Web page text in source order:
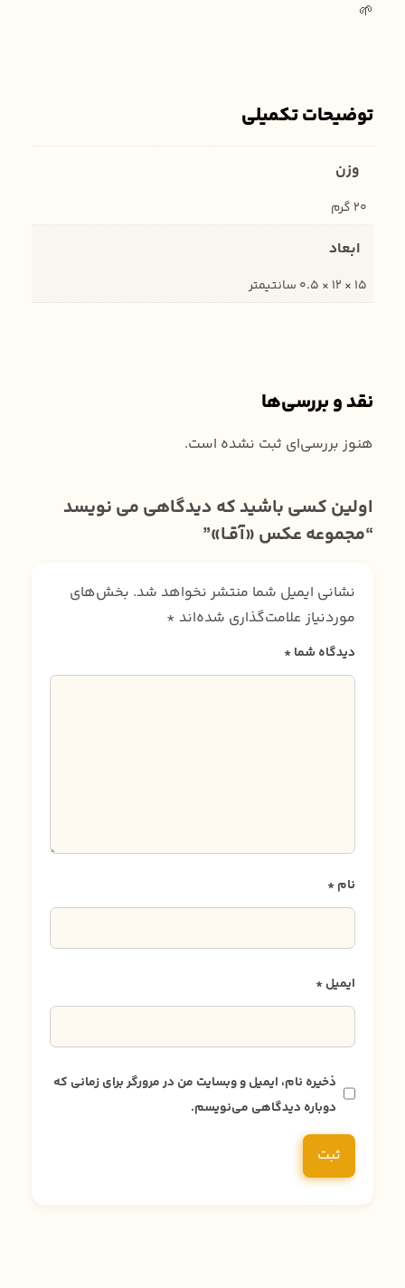
🌱
توضیحات تکمیلی
وزن
20 گرم
ابعاد
15 × 12 × 0.5 سانتیمتر
نقد و بررسی‌ها
هنوز بررسی‌ای ثبت نشده است.
اولین کسی باشید که دیدگاهی می نویسد
“مجموعه عکس «آقـا»”
نشانی ایمیل شما منتشر نخواهد شد. بخش‌های
موردنیاز علامت‌گذاری شده‌اند *
دیدگاه شما*
نام*
ایمیل*
ذخیره نام، ایمیل و وبسایت من در مرورگر برای زمانی که
دوباره دیدگاهی می‌نویسم.